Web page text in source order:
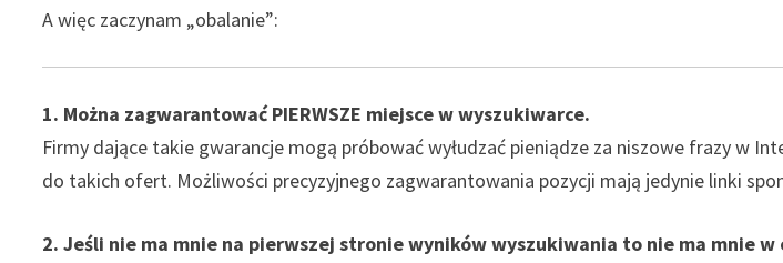
A więc zaczynam „obalanie”:
1. Można zagwarantować PIERWSZE miejsce w wyszukiwarce.
Firmy dające takie gwarancje mogą próbować wyłudzać pieniądze za niszowe frazy w
do takich ofert. Możliwości precyzyjnego zagwarantowania pozycji mają jedynie linki
2. Jeśli nie ma mnie na pierwszej stronie wyników wyszukiwania to nie ma mnie w